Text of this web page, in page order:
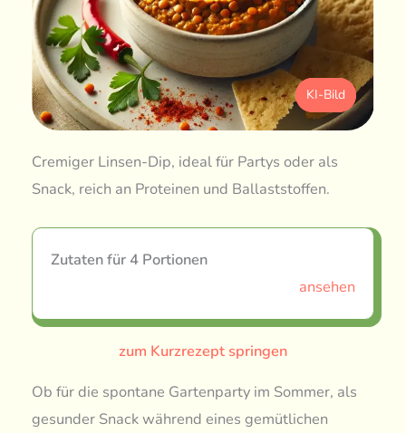
KI-Bild
Cremiger Linsen-Dip, ideal für Partys oder als
Snack, reich an Proteinen und Ballaststoffen.
Zutaten für 4 Portionen
ansehen
zum Kurzrezept springen
Ob für die spontane Gartenparty im Sommer, als
gesunder Snack während eines gemütlichen